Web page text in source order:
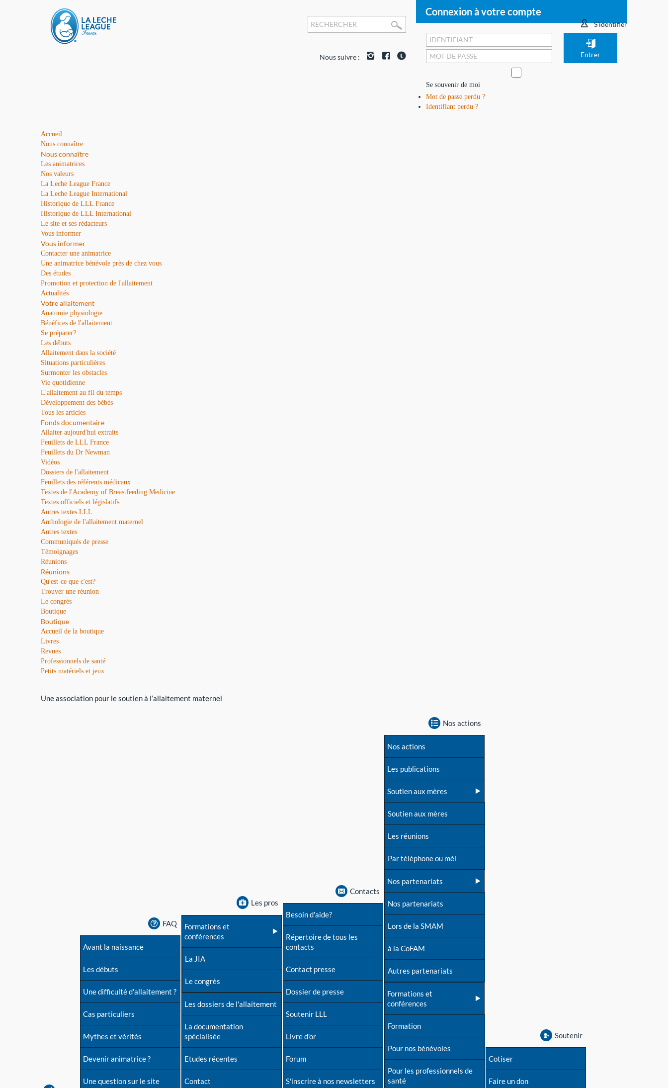
S'identifier
Connexion à votre compte
Se souvenir de moi
Mot de passe perdu ?
Identifiant perdu ?
Nous suivre :
Accueil
Nous connaître
Nous connaître
Les animatrices
Nos valeurs
La Leche League France
La Leche League International
Historique de LLL France
Historique de LLL International
Le site et ses rédacteurs
Vous informer
Vous informer
Contacter une animatrice
Une animatrice bénévole près de chez vous
Des études
Promotion et protection de l'allaitement
Actualités
Votre allaitement
Anatomie physiologie
Bénéfices de l'allaitement
Se préparer?
Les débuts
Allaitement dans la société
Situations particulières
Surmonter les obstacles
Vie quotidienne
L'allaitement au fil du temps
Développement des bébés
Tous les articles
Fonds documentaire
Allaiter aujourd'hui extraits
Feuillets de LLL France
Feuillets du Dr Newman
Vidéos
Dossiers de l'allaitement
Feuillets des référents médicaux
Textes de l'Academy of Breastfeeding Medicine
Textes officiels et législatifs
Autres textes LLL
Anthologie de l'allaitement maternel
Autres textes
Communiqués de presse
Témoignages
Réunions
Réunions
Qu'est-ce que c'est?
Trouver une réunion
Le congrès
Boutique
Boutique
Accueil de la boutique
Livres
Revues
Professionnels de santé
Petits matériels et jeux
Une association pour le soutien à l’allaitement maternel
FAQ
Avant la naissance
Les débuts
Une difficulté d'allaitement ?
Cas particuliers
Mythes et vérités
Devenir animatrice ?
Une question sur le site
Les pros
Formations et
conférences
La JIA
Le congrès
Les dossiers de l'allaitement
La documentation
spécialisée
Etudes récentes
Contact
Contacts
Besoin d'aide?
Répertoire de tous les
contacts
Contact presse
Dossier de presse
Soutenir LLL
Livre d'or
Forum
S'inscrire à nos newsletters
Nos actions
Nos actions
Les publications
Soutien aux mères
Soutien aux mères
Les réunions
Par téléphone ou mél
Nos partenariats
Nos partenariats
Lors de la SMAM
à la CoFAM
Autres partenariats
Formations et
conférences
Formation
Pour nos bénévoles
Pour les professionnels de
santé
Soutenir
Cotiser
Faire un don